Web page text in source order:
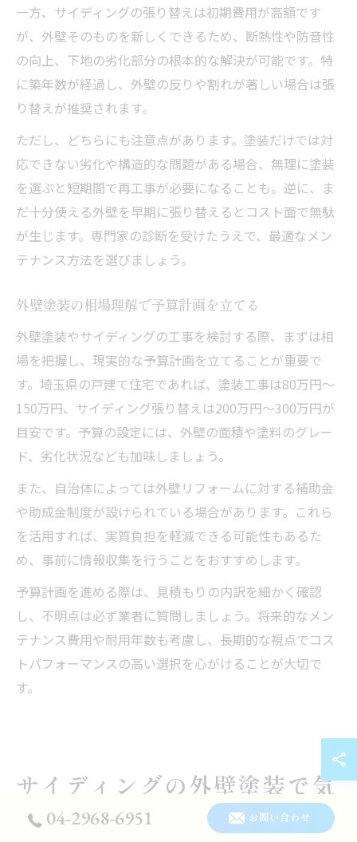
一方、サイディングの張り替えは初期費用が高額です
が、外壁そのものを新しくできるため、断熱性や防音性
の向上、下地の劣化部分の根本的な解決が可能です。特
に築年数が経過し、外壁の反りや割れが著しい場合は張
り替えが推奨されます。
ただし、どちらにも注意点があります。塗装だけでは対
応できない劣化や構造的な問題がある場合、無理に塗装
を選ぶと短期間で再工事が必要になることも。逆に、ま
だ十分使える外壁を早期に張り替えるとコスト面で無駄
が生じます。専門家の診断を受けたうえで、最適なメン
テナンス方法を選びましょう。
外壁塗装の相場理解で予算計画を立てる
外壁塗装やサイディングの工事を検討する際、まずは相
場を把握し、現実的な予算計画を立てることが重要で
す。埼玉県の戸建て住宅であれば、塗装工事は80万円～
150万円、サイディング張り替えは200万円～300万円が
目安です。予算の設定には、外壁の面積や塗料のグレー
ド、劣化状況なども加味しましょう。
また、自治体によっては外壁リフォームに対する補助金
や助成金制度が設けられている場合があります。これら
を活用すれば、実質負担を軽減できる可能性もあるた
め、事前に情報収集を行うことをおすすめします。
予算計画を進める際は、見積もりの内訳を細かく確認
し、不明点は必ず業者に質問しましょう。将来的なメン
テナンス費用や耐用年数も考慮し、長期的な視点でコス
トパフォーマンスの高い選択を心がけることが大切で
す。
サイディングの外壁塗装で気
をつけたい注意点
04-2968-6951 お問い合わせ